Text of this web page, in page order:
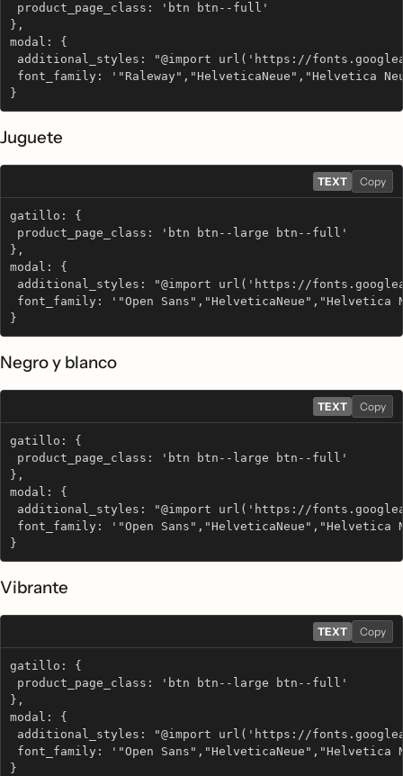
product_page_class: 'btn btn--full'
},
modal: {
additional_styles: "@import url('https://
font_family: '"Raleway","HelveticaNeue","Helvetica
}
Juguete
TEXT Copy
gatillo: {
product_page_class: 'btn btn--large btn--full'
},
modal: {
additional_styles: "@import url('https://
font_family: '"Open Sans","HelveticaNeue","Helvetica
}
Negro y blanco
TEXT Copy
gatillo: {
product_page_class: 'btn btn--large btn--full'
},
modal: {
additional_styles: "@import url('https://
font_family: '"Open Sans","HelveticaNeue","Helvetica
}
Vibrante
TEXT Copy
gatillo: {
product_page_class: 'btn btn--large btn--full'
},
modal: {
additional_styles: "@import url('https://
font_family: '"Open Sans","HelveticaNeue","Helvetica
}